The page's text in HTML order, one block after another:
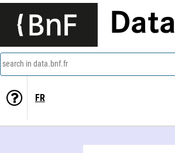
Data
search in data.bnf.fr
FR